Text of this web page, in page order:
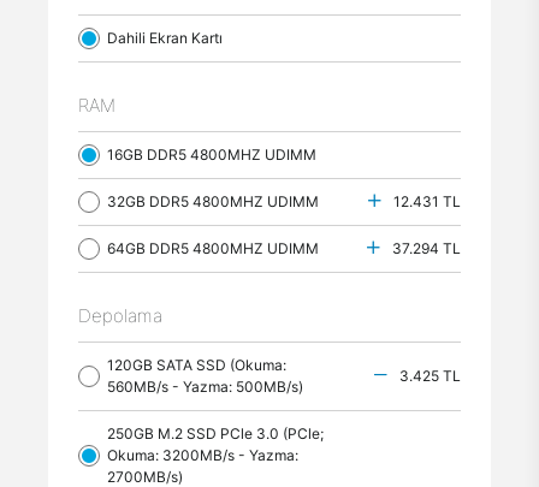
Dahili Ekran Kartı
RAM
16GB DDR5 4800MHZ UDIMM
32GB DDR5 4800MHZ UDIMM 12.431 TL
64GB DDR5 4800MHZ UDIMM 37.294 TL
Depolama
120GB SATA SSD (Okuma:
560MB/s - Yazma: 500MB/s)
3.425 TL
250GB M.2 SSD PCle 3.0 (PCle;
Okuma: 3200MB/s - Yazma:
2700MB/s)